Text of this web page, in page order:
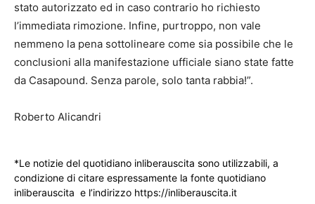
stato autorizzato ed in caso contrario ho richiesto
l’immediata rimozione. Infine, purtroppo, non vale
nemmeno la pena sottolineare come sia possibile che le
conclusioni alla manifestazione ufficiale siano state fatte
da Casapound. Senza parole, solo tanta rabbia!”.
Roberto Alicandri
*Le notizie del quotidiano inliberauscita sono utilizzabili, a
condizione di citare espressamente la fonte quotidiano
inliberauscita e l’indirizzo https://inliberauscita.it